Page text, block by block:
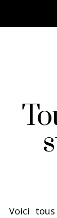
Voici